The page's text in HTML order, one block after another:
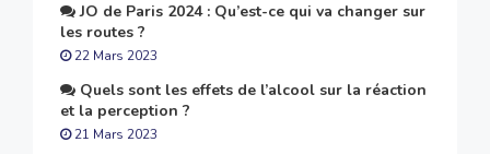
JO de Paris 2024 : Qu’est-ce qui va changer sur
les routes ?
22 Mars 2023
Quels sont les effets de l’alcool sur la réaction
et la perception ?
21 Mars 2023